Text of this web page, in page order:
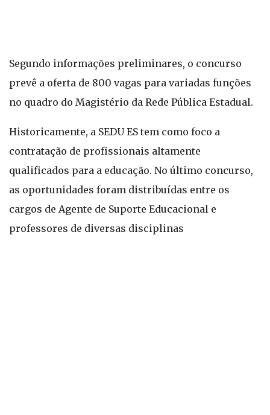
Segundo informações preliminares, o concurso
prevê a oferta de 800 vagas para variadas funções
no quadro do Magistério da Rede Pública Estadual.
Historicamente, a SEDU ES tem como foco a
contratação de profissionais altamente
qualificados para a educação. No último concurso,
as oportunidades foram distribuídas entre os
cargos de Agente de Suporte Educacional e
professores de diversas disciplinas